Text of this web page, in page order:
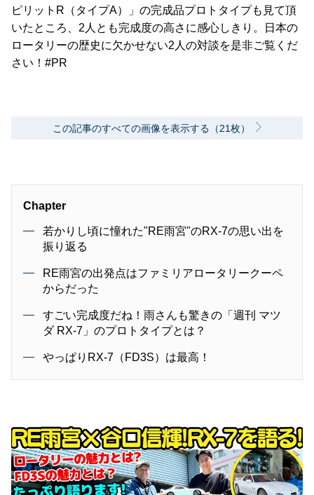
ピリットR（タイプA）」の完成品プロトタイプも見て頂
いたところ、2人とも完成度の高さに感心しきり。日本の
ロータリーの歴史に欠かせない2人の対談を是非ご覧くだ
さい！#PR
この記事のすべての画像を表示する（21枚）
Chapter
若かりし頃に憧れた"RE雨宮"のRX-7の思い出を
振り返る
RE雨宮の出発点はファミリアロータリークーペ
からだった
すごい完成度だね！雨さんも驚きの「週刊 マツ
ダ RX-7」のプロトタイプとは？
やっぱりRX-7（FD3S）は最高！